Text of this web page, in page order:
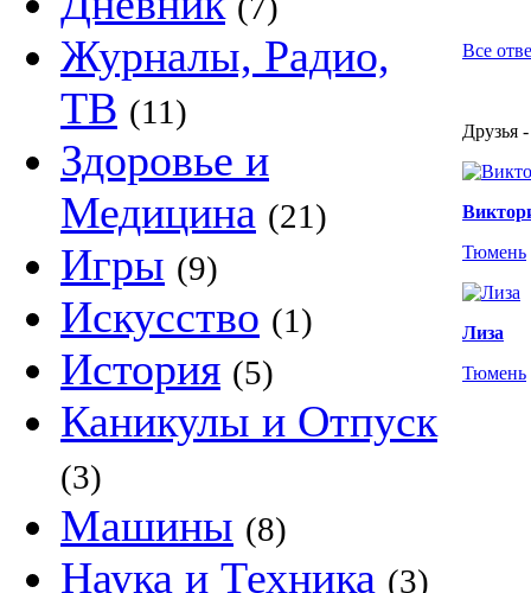
Журналы, Радио,
ТВ (11)
Здоровье и
Медицина (21)
Игры (9)
Искусство (1)
История (5)
Каникулы и Отпуск
(3)
Машины (8)
Наука и Техника (3)
Все
Друзья
Тюмень
Лиза
Тюмень